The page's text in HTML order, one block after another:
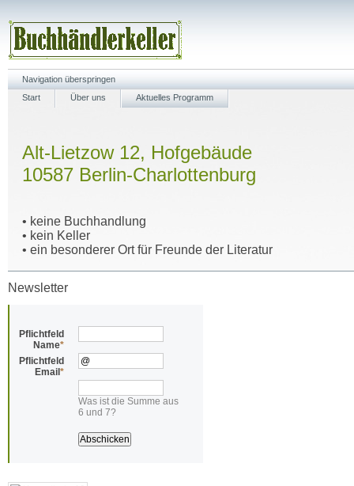
Navigation überspringen
Start
Über uns Aktuelles Programm
Alt-Lietzow 12, Hofgebäude
10587 Berlin-Charlottenburg
• keine Buchhandlung
• kein Keller
• ein besonderer Ort für Freunde der Literatur
Newsletter
Pflichtfeld
Name*
Pflichtfeld
Email *
Was ist die Summe aus
6 und 7?